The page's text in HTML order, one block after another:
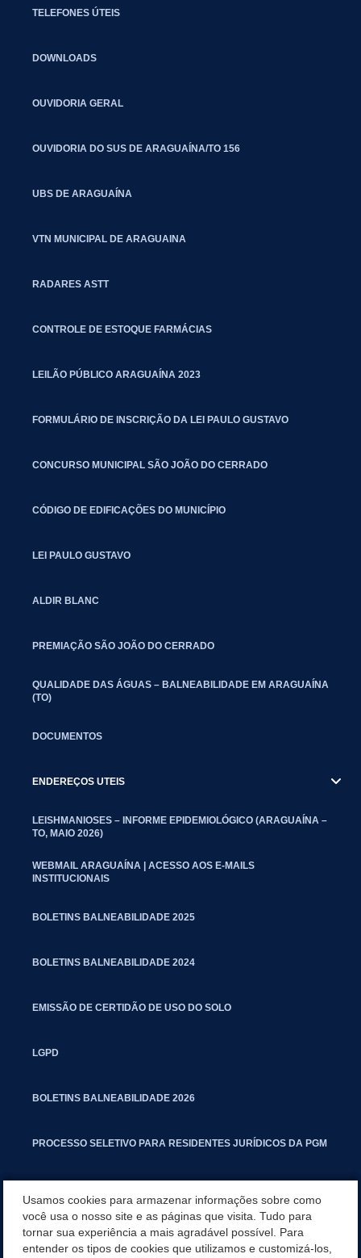
TELEFONES ÚTEIS
DOWNLOADS
OUVIDORIA GERAL
OUVIDORIA DO SUS DE ARAGUAÍNA/TO 156
UBS DE ARAGUAÍNA
VTN MUNICIPAL DE ARAGUAINA
RADARES ASTT
CONTROLE DE ESTOQUE FARMÁCIAS
LEILÃO PÚBLICO ARAGUAÍNA 2023
FORMULÁRIO DE INSCRIÇÃO DA LEI PAULO GUSTAVO
CONCURSO MUNICIPAL SÃO JOÃO DO CERRADO
CÓDIGO DE EDIFICAÇÕES DO MUNICÍPIO
LEI PAULO GUSTAVO
ALDIR BLANC
PREMIAÇÃO SÃO JOÃO DO CERRADO
QUALIDADE DAS ÁGUAS – BALNEABILIDADE EM ARAGUAÍNA
(TO)
DOCUMENTOS
ENDEREÇOS UTEIS
LEISHMANIOSES – INFORME EPIDEMIOLÓGICO (ARAGUAÍNA –
TO, MAIO 2026)
WEBMAIL ARAGUAÍNA | ACESSO AOS E-MAILS
INSTITUCIONAIS
BOLETINS BALNEABILIDADE 2025
BOLETINS BALNEABILIDADE 2024
EMISSÃO DE CERTIDÃO DE USO DO SOLO
LGPD
BOLETINS BALNEABILIDADE 2026
PROCESSO SELETIVO PARA RESIDENTES JURÍDICOS DA PGM
MANUAL DE PROCEDIMENTOS IMOBILIÁRIOS SEINFRA
Usamos cookies para armazenar informações sobre como
você usa o nosso site e as páginas que visita. Tudo para
tornar sua experiência a mais agradável possível. Para
entender os tipos de cookies que utilizamos e customizá-los,